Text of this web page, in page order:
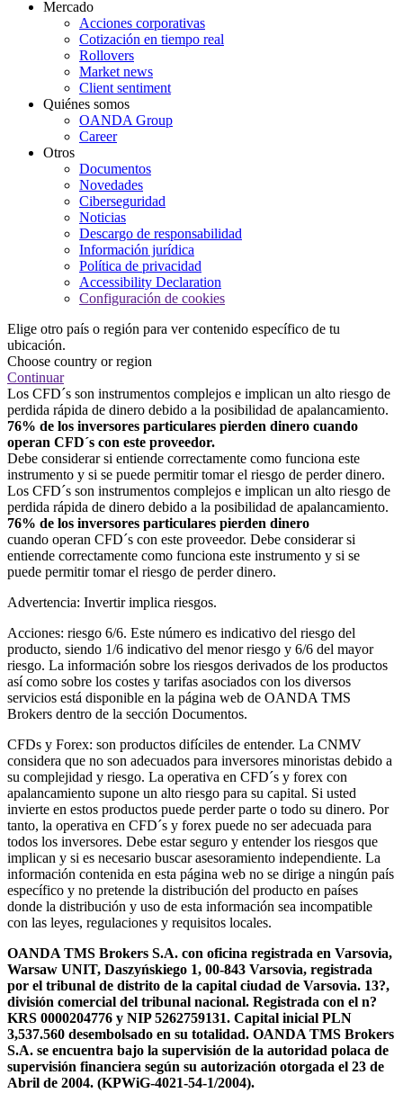
Mercado
Acciones corporativas
Cotización en tiempo real
Rollovers
Market news
Client sentiment
Quiénes somos
OANDA Group
Career
Otros
Documentos
Novedades
Ciberseguridad
Noticias
Descargo de responsabilidad
Información jurídica
Política de privacidad
Accessibility Declaration
Configuración de cookies
Elige otro país o región para ver contenido específico de tu
ubicación.
Choose country or region
Continuar
Los CFD´s son instrumentos complejos e implican un alto riesgo de
perdida rápida de dinero debido a la posibilidad de apalancamiento.
76% de los inversores particulares pierden dinero cuando
operan CFD´s con este proveedor.
Debe considerar si entiende correctamente como funciona este
instrumento y si se puede permitir tomar el riesgo de perder dinero.
Los CFD´s son instrumentos complejos e implican un alto riesgo de
perdida rápida de dinero debido a la posibilidad de apalancamiento.
76% de los inversores particulares pierden dinero
cuando operan CFD´s con este proveedor. Debe considerar si
entiende correctamente como funciona este instrumento y si se
puede permitir tomar el riesgo de perder dinero.
Advertencia: Invertir implica riesgos.
Acciones: riesgo 6/6. Este número es indicativo del riesgo del
producto, siendo 1/6 indicativo del menor riesgo y 6/6 del mayor
riesgo. La información sobre los riesgos derivados de los productos
así como sobre los costes y tarifas asociados con los diversos
servicios está disponible en la página web de OANDA TMS
Brokers dentro de la sección Documentos.
CFDs y Forex: son productos difíciles de entender. La CNMV
considera que no son adecuados para inversores minoristas debido a
su complejidad y riesgo. La operativa en CFD´s y forex con
apalancamiento supone un alto riesgo para su capital. Si usted
invierte en estos productos puede perder parte o todo su dinero. Por
tanto, la operativa en CFD´s y forex puede no ser adecuada para
todos los inversores. Debe estar seguro y entender los riesgos que
implican y si es necesario buscar asesoramiento independiente. La
información contenida en esta página web no se dirige a ningún país
específico y no pretende la distribución del producto en países
donde la distribución y uso de esta información sea incompatible
con las leyes, regulaciones y requisitos locales.
OANDA TMS Brokers S.A. con oficina registrada en Varsovia,
Warsaw UNIT, Daszyńskiego 1, 00-843 Varsovia, registrada
por el tribunal de distrito de la capital ciudad de Varsovia. 13?,
división comercial del tribunal nacional. Registrada con el n?
KRS 0000204776 y NIP 5262759131. Capital inicial PLN
3,537.560 desembolsado en su totalidad. OANDA TMS Brokers
S.A. se encuentra bajo la supervisión de la autoridad polaca de
supervisión financiera según su autorización otorgada el 23 de
Abril de 2004. (KPWiG-4021-54-1/2004).